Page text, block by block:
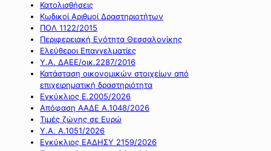
Κατολισθήσεις
Κωδικοί Αριθμοί Δραστηριοτήτων
ΠΟΛ 1122/2015
Περιφερειακή Ενότητα Θεσσαλονίκης
Ελεύθεροι Επαγγελματίες
Υ.Α. ΔΑΕΕ/οικ.2287/2016
Κατάσταση οικονομικών στοιχείων από
επιχειρηματική δραστηριότητα
Εγκύκλιος Ε.2005/2026
Απόφαση ΑΑΔΕ Α.1048/2026
Τιμές ζώνης σε Ευρώ
Υ.Α. Α.1051/2026
Εγκύκλιος ΕΑΔΗΣΥ 2159/2026